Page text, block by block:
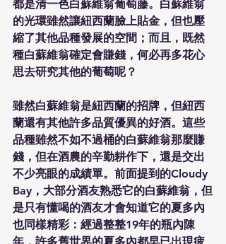
都是清一色白蘇維翁葡萄藤。白蘇維翁
的光環雖然讓紐西蘭臉上貼金，但也壓
縮了其他品種發展的空間；而且，既然
種白蘇維翁確定會賺錢，何必再多花心
思去研究其他的葡萄呢？
雖然白蘇維翁是紐西蘭的招牌，但紐西
蘭還有其他許多品質優異的好酒。這些
品種雖然不如不過桶的白蘇維翁那麼賺
錢，但在酒農的辛勤耕作下，還是交出
不少亮眼的成績單。前面提到的Cloudy
Bay，大部分酒友熟悉它的白蘇維翁，但
是只有懂喝的酒友才會知道它的夏多內
也同樣精彩：經過整整19年的瓶內陳